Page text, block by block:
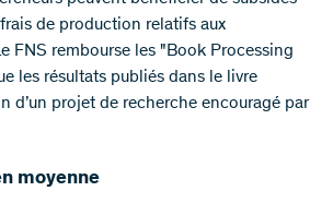
de production relatifs aux
FNS rembourse les "Book Processing
les résultats publiés dans le livre
d’un projet de recherche encouragé par
moyenne